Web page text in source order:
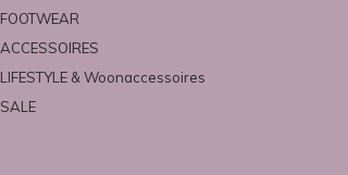
FOOTWEAR
ACCESSOIRES
LIFESTYLE & Woonaccessoires
SALE